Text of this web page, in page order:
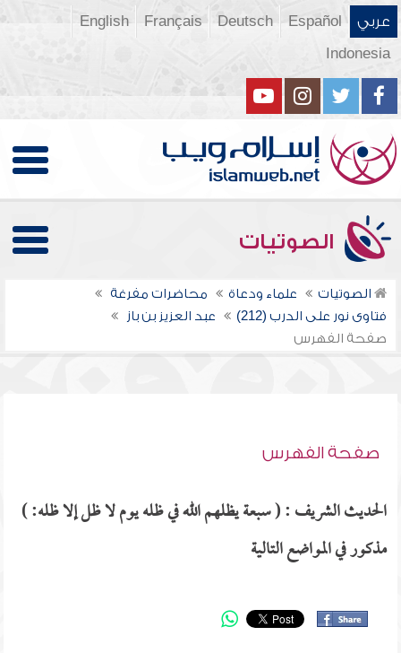
عربي Español
Deutsch
Français
English
Indonesia
الصوتيات
الصوتيات علماء ودعاة
محاضرات مفرغة
فتاوى نور على الدرب (212)
عبد العزيز بن باز
صفحة الفهرس
صفحة الفهرس
الحديث الشريف : ( سبعة يظلهم الله في ظله يوم لا ظل إلا ظله: )
مذكور في المواضع التالية